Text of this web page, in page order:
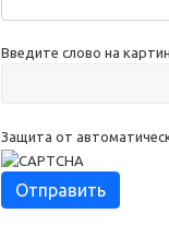
Введите слово на
Защита от